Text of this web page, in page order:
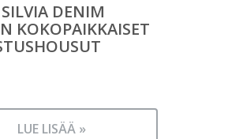
DENIM
KOKOPAIKKAISET
LUE LISÄÄ »